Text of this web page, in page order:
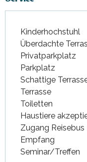
Kinderhochstuhl
Überdachte
Privatparkplatz
Parkplatz
Schattige
Terrasse
Toiletten
Haustiere
Zugang Reisebus
Empfang
Seminar/Treffen